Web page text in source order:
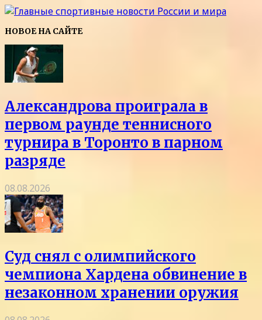
НОВОЕ НА САЙТЕ
Александрова проиграла в
первом раунде теннисного
турнира в Торонто в парном
разряде
08.08.2026
Суд снял с олимпийского
чемпиона Хардена обвинение в
незаконном хранении оружия